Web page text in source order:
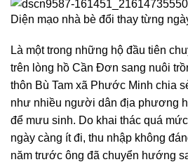
Diện mạo nhà bè đổi thay từng
Là một trong những hộ đầu tiên
trên lòng hồ Cần Đơn sang nuôi
thôn Bù Tam xã Phước Minh chia
như nhiều người dân địa phương
để mưu sinh. Do khai thác quá
ngày càng ít đi, thu nhập không
năm trước ông đã chuyển hướng